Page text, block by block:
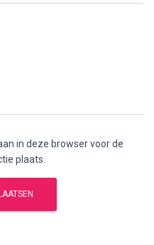
in deze browser voor de
plaats.